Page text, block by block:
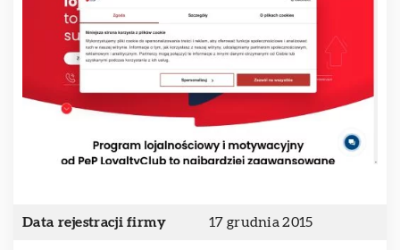
Data rejestracji firmy 17 grudnia 2015